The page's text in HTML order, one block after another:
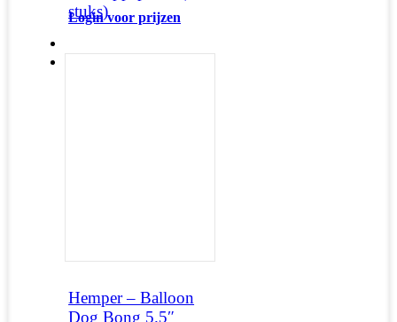
stuks)
Login voor prijzen
Hemper – Balloon
Dog Bong 5.5″